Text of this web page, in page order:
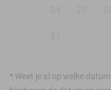
* Weet je al op welke